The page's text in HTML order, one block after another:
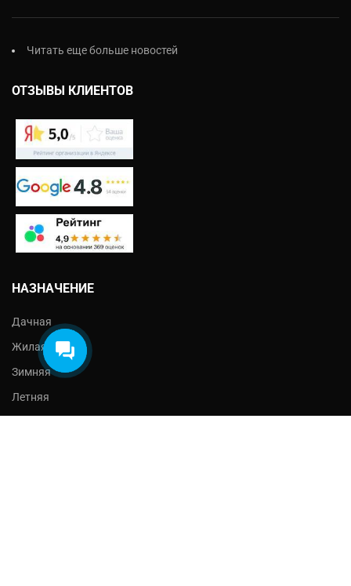
Екатерина
На этой неделе я могу
предложить на выбор:
- Проект бесплатно
- Обработка балок
Что выбрали?
Читать еще больше новостей
ОТЗЫВЫ КЛИЕНТОВ
НАЗНАЧЕНИЕ
Дачная
Жилая
Зимняя
Летняя